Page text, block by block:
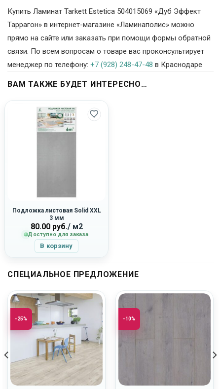
Купить Ламинат Tarkett Estetica 504015069 «Дуб Эффект
Таррагон» в интернет-магазине «Ламинаполис» можно
прямо на сайте или заказать при помощи формы обратной
связи. По всем вопросам о товаре вас проконсультирует
менеджер по телефону: +7 (928) 248-47-48 в Краснодаре
ВАМ ТАКЖЕ БУДЕТ ИНТЕРЕСНО…
Подложка листовая Solid XXL
3 мм
80.00руб./ м2
Доступно для заказа
В корзину
СПЕЦИАЛЬНОЕ ПРЕДЛОЖЕНИЕ
-25% -10%